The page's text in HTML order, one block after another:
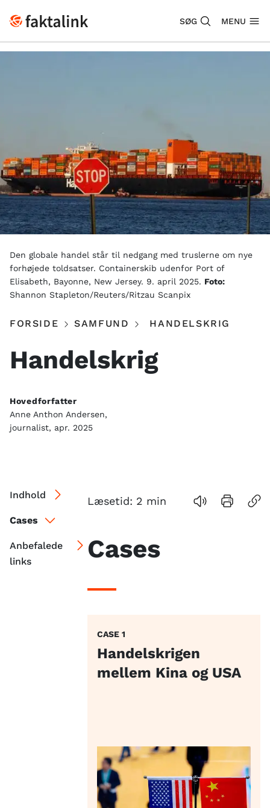
SØG MENU
Den globale handel står til nedgang med truslerne om nye
forhøjede toldsatser. Containerskib udenfor Port of
Elisabeth, Bayonne, New Jersey. 9. april 2025. Foto:
Shannon Stapleton/Reuters/Ritzau Scanpix
FORSIDE SAMFUND HANDELSKRIG
Handelskrig
Hovedforfatter
Anne Anthon Andersen,
journalist, apr. 2025
Indhold
Cases
Anbefalede
links
Læsetid: 2 min
Cases
CASE 1
Handelskrigen
mellem Kina og USA